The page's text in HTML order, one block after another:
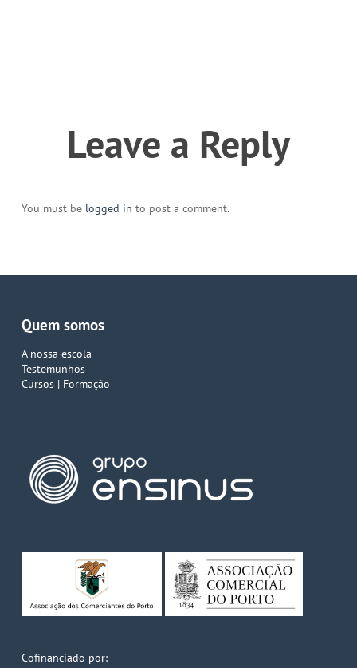
Leave a Reply
You must be logged in to post a comment.
Quem somos
A nossa escola
Testemunhos
Cursos | Formação
Cofinanciado por: